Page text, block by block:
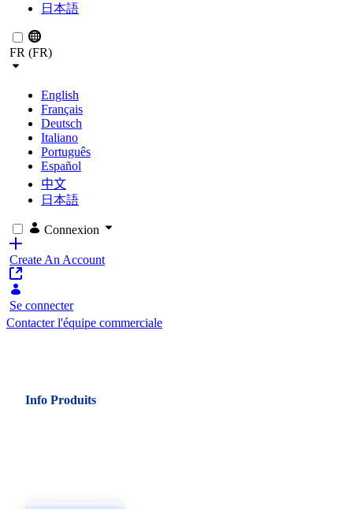
日本語
FR (FR)
English
Français
Deutsch
Italiano
Português
Español
中文
日本語
Connexion
Create An Account
Se connecter
Contacter l'équipe commerciale
Info Produits